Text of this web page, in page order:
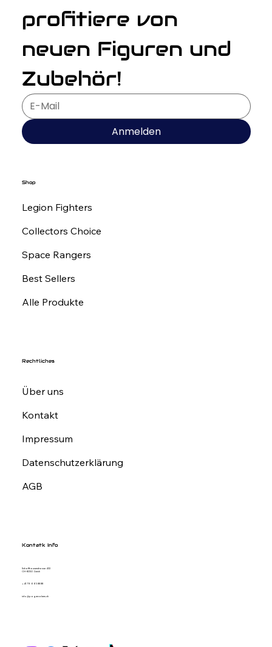
profitiere von
neuen Figuren und
Zubehör!
Anmelden
Shop
Legion Fighters
Collectors Choice
Space Rangers
Best Sellers
Alle Produkte
Rechtliches
Über uns
Kontakt
Impressum
Datenschutzerklärung
AGB
Kontatk Info
Schaffhauserstrasse 432
CH-8050 Zürich
+41 79 665 88 88
info@pagemakers.ch